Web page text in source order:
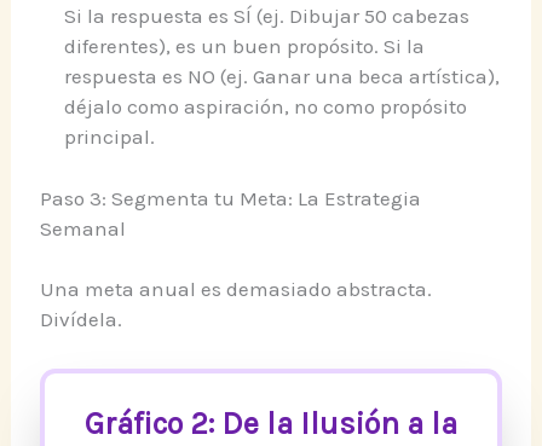
Si la respuesta es SÍ (ej. Dibujar 50 cabezas
diferentes), es un buen propósito. Si la
respuesta es NO (ej. Ganar una beca artística),
déjalo como aspiración, no como propósito
principal.
Paso 3: Segmenta tu Meta: La Estrategia
Semanal
Una meta anual es demasiado abstracta.
Divídela.
Gráfico 2: De la Ilusión a la